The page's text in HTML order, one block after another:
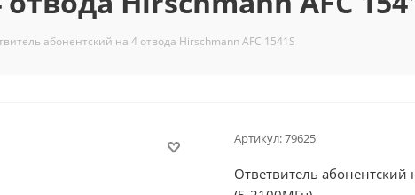
абонентский на 4 отвода Hirschmann AFC 1541S
Артикул:79625
Ответвитель абонентский